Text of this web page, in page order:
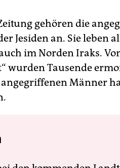
gehören die
Jesiden an. Sie leben
im Norden Iraks.
wurden Tausende
Männer